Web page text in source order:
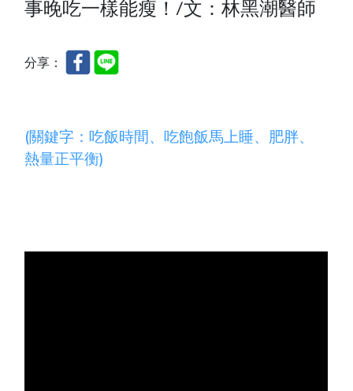
事晚吃一樣能瘦！/文：林黑潮醫師
分享：
(關鍵字：吃飯時間、吃飽飯馬上睡、 肥胖、
熱量正平衡)